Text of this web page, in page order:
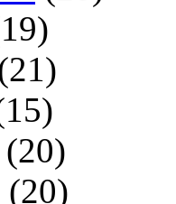
(20)
(20)